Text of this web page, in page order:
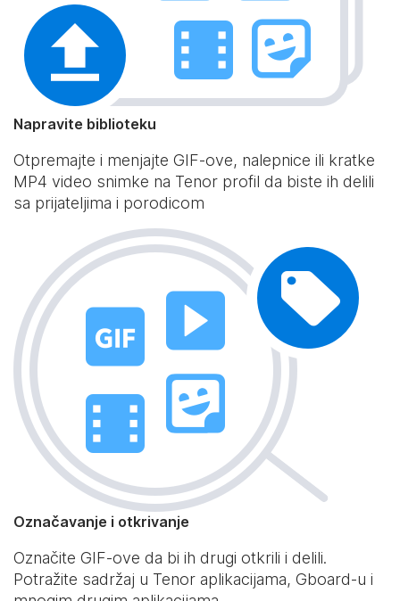
Napravite biblioteku
Otpremajte i menjajte GIF-ove, nalepnice ili kratke
MP4 video snimke na Tenor profil da biste ih delili
sa prijateljima i porodicom
Označavanje i otkrivanje
Označite GIF-ove da bi ih drugi otkrili i delili.
Potražite sadržaj u Tenor aplikacijama, Gboard-u i